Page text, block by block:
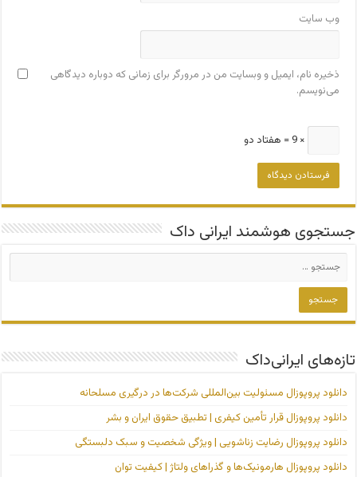
وب‌ سایت
ذخیره نام، ایمیل و وبسایت من در مرورگر برای زمانی که دوباره دیدگاهی
می‌نویسم.
× 9 = هفتاد دو
جستجوی هوشمند ایرانی داک
تازه‌های ایرانی‌داک
دانلود پروپوزال مسئولیت بین‌المللی شرکت‌ها در درگیری مسلحانه
دانلود پروپوزال قرار تأمین کیفری | تطبیق حقوق ایران و بشر
دانلود پروپوزال رضایت زناشویی | ویژگی شخصیت و سبک دلبستگی
دانلود پروپوزال هارمونیک‌ها و گذراهای ولتاژ | کیفیت توان